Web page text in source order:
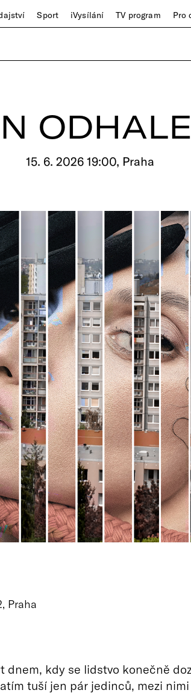
Sport iVysílání TV program Pro
15. 6. 2026 19:00, Praha
Praha
dnem, kdy se lidstvo konečně
tuší jen pár jedinců, mezi